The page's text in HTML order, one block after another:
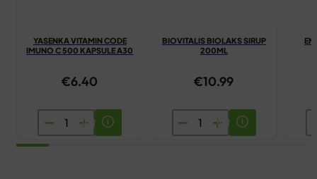
YASENKA VITAMIN CODE
IMUNO C 500 KAPSULE A30
€6.40
YASENKA
VITAMIN
BIOVITALIS BIOLAKS SIRUP
200ML
€10.99
BIOVITALIS
BIOLAKS